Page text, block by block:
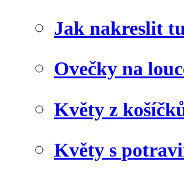
Jak nakreslit
Ovečky na
Květy z
Květy s